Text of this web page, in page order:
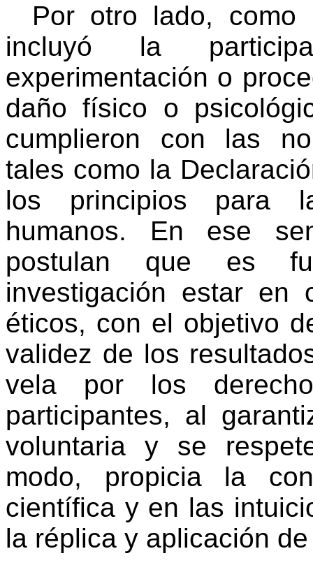
Por otro lado, como
incluyó la
experimentación o
daño físico o
cumplieron con las
tales como la
los principios para
humanos. En ese
postulan que es
investigación estar en
éticos, con el objetivo
validez de los
vela por los
participantes, al
voluntaria y se
modo, propicia la
científica y en las
la réplica y aplicación